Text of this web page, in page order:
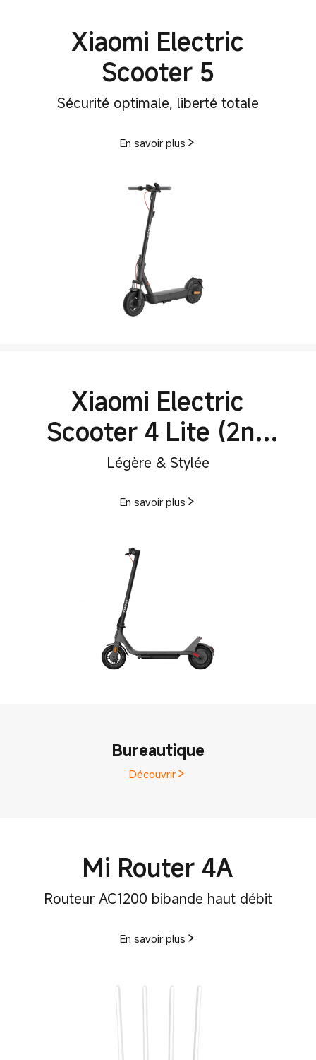
Xiaomi Electric
Scooter 5
En savoir plus
Xiaomi Electric
Scooter 4 Lite (2nd
Gen)
En savoir plus
Bureautique
Découvrir
Mi Router 4A
Routeur AC1200 bibande haut débit
En savoir plus